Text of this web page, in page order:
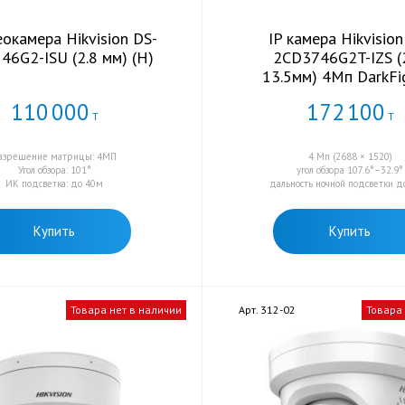
Hikvision DS-
ISU (2.8 мм) (H)
110000 Т
матрицы: 4МП
Угол обзора: 101°
ИК подсветка: до 40м
Купить
IP камера
2CD3746G2T-IZS
13.5мм) 4Мп
172 100 Т
4 Мп (2688 × 1520)
угол обзора 107.6°–32.9°
дальность ночной подсветки
Купить
Товара нет в наличии Арт. 312-02